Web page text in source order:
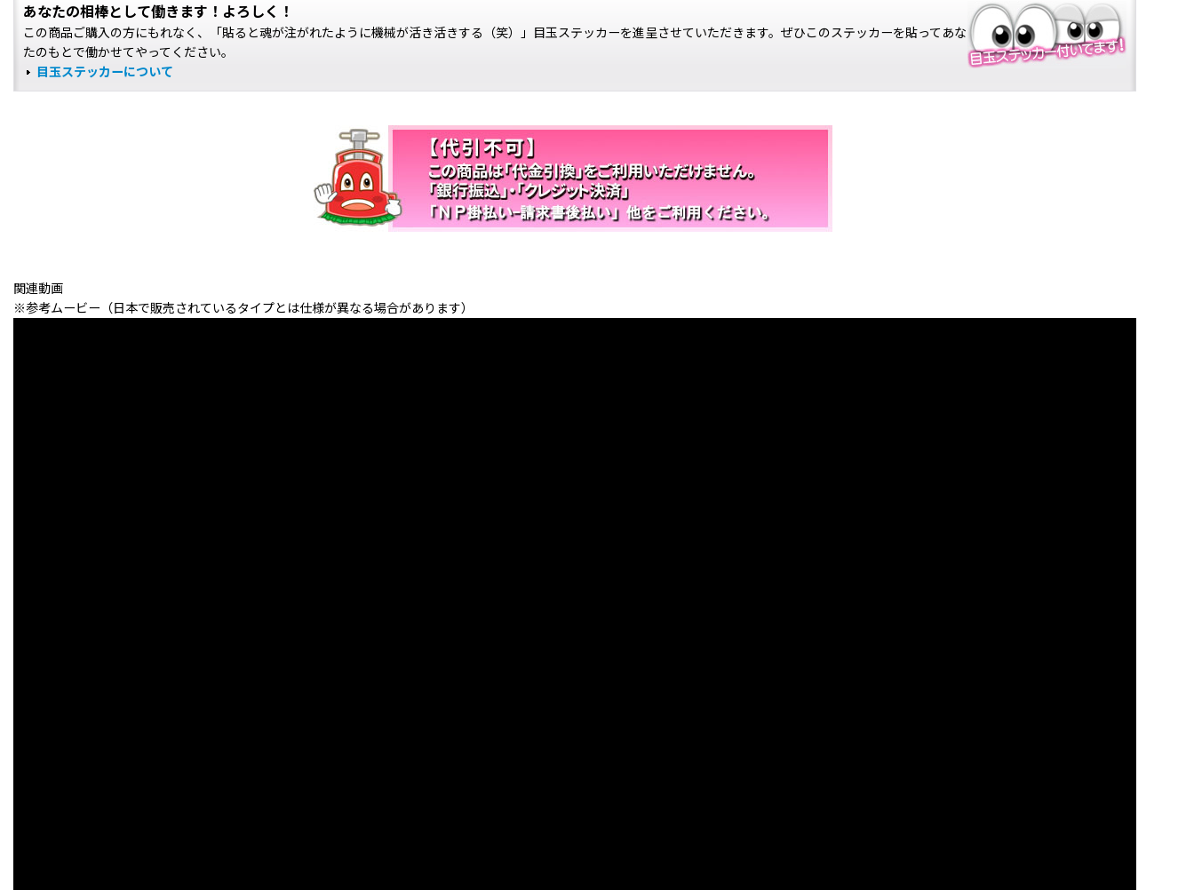
あなたの相棒として働きます！よろしく！
この商品ご購入の方にもれなく、「貼ると魂が注がれたように機械が活き活きする（笑）」目玉ステッカーを進呈させていただきます。ぜひこのステッカーを貼ってあな
たのもとで働かせてやってください。
目玉ステッカーについて
関連動画
※参考ムービー（日本で販売されているタイプとは仕様が異なる場合があります）